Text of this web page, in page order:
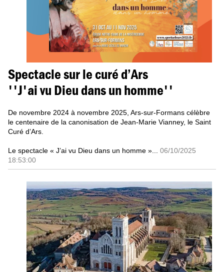
Spectacle sur le curé d’Ars
''J'ai vu Dieu dans un homme''
De novembre 2024 à novembre 2025, Ars-sur-Formans célèbre
le centenaire de la canonisation de Jean-Marie Vianney, le Saint
Curé d’Ars.
Le spectacle « J’ai vu Dieu dans un homme »...
06/10/2025
18:53:00